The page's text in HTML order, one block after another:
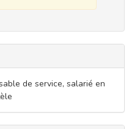
de service, salarié en